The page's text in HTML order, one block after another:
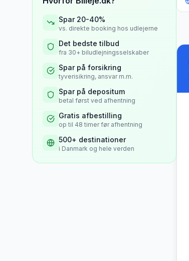
Spar 20-40%
vs. direkte booking hos udlejerne
Det bedste tilbud
fra 30+ biludlejningsselskaber
Spar på forsikring
tyverisikring, ansvar m.m.
Spar på depositum
betal først ved afhentning
Gratis afbestilling
op til 48 timer før afhentning
500+ destinationer
i Danmark og hele verden